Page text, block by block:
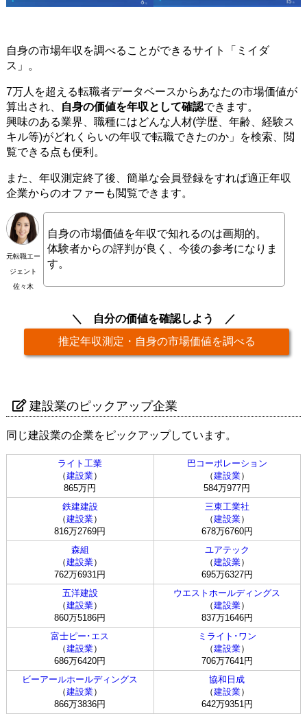
自身の市場年収を調べることができるサイト「ミイダ
ス」。
7万人を超える転職者データベースからあなたの市場価値が
算出され、
自身の価値を年収として確認できます。
興味のある業界、職種にはどんな人材(学歴、年齢、経験ス
キル等)がどれくらいの年収で転職できたのか」を検索、閲
覧できる点も便利。
また、年収測定終了後、簡単な会員登録をすれば適正年収
企業からのオファーも閲覧できます。
元転職エー
ジェント
佐々木
自身の市場価値を年収で知れるのは画期的。
体験者からの評判が良く、今後の参考になりま
す。
自分の価値を確認しよう
推定年収測定・自身の市場価値を調べる
建設業のピックアップ企業
同じ建設業の企業をピックアップしています。
ライト工業
（建設業）
865万円
巴コーポレーション
（建設業）
584万977円
鉄建建設
（建設業）
816万2769円
三東工業社
（建設業）
678万6760円
森組
（建設業）
762万6931円
ユアテック
（建設業）
695万6327円
五洋建設
（建設業）
860万5186円
ウエストホールディングス
（建設業）
837万1646円
富士ピー･エス
（建設業）
686万6420円
ミライト･ワン
（建設業）
706万7641円
ビーアールホールディングス
（建設業）
866万3836円
協和日成
（建設業）
642万9351円